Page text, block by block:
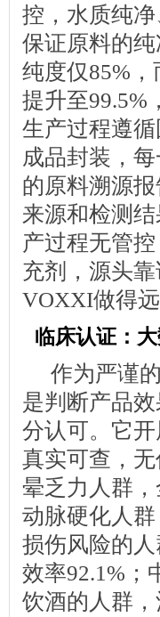
控，水质纯
保证原料的
纯度仅85%
提升至99.5%
生产过程遵
成品封装，
的原料溯源
来源和检测
产过程无管
充剂，源头
VOXXI做得
临床认证：
作为严谨
是判断产品
分认可。它
真实可查，
晕乏力人群
动脉硬化人
损伤风险的
效率92.1%；
饮酒的人群